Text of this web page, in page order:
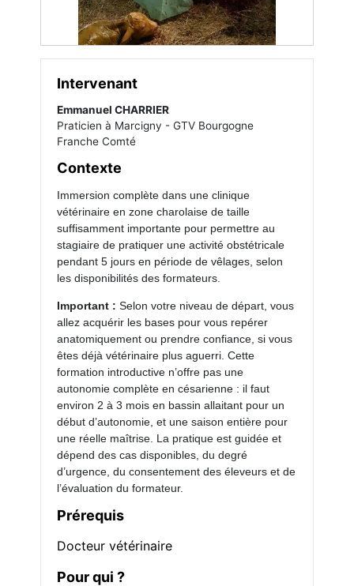
Intervenant
Emmanuel CHARRIER
Praticien à Marcigny - GTV Bourgogne
Franche Comté
Contexte
Immersion complète dans une clinique
vétérinaire en zone charolaise de taille
suffisamment importante pour permettre au
stagiaire de pratiquer une activité obstétricale
pendant 5 jours en période de vêlages, selon
les disponibilités des formateurs.
Important : Selon votre niveau de départ, vous
allez acquérir les bases pour vous repérer
anatomiquement ou prendre confiance, si vous
êtes déjà vétérinaire plus aguerri. Cette
formation introductive n’offre pas une
autonomie complète en césarienne : il faut
environ 2 à 3 mois en bassin allaitant pour un
début d’autonomie, et une saison entière pour
une réelle maîtrise. La pratique est guidée et
dépend des cas disponibles, du degré
d’urgence, du consentement des éleveurs et de
l’évaluation du formateur.
Prérequis
Docteur vétérinaire
Pour qui ?